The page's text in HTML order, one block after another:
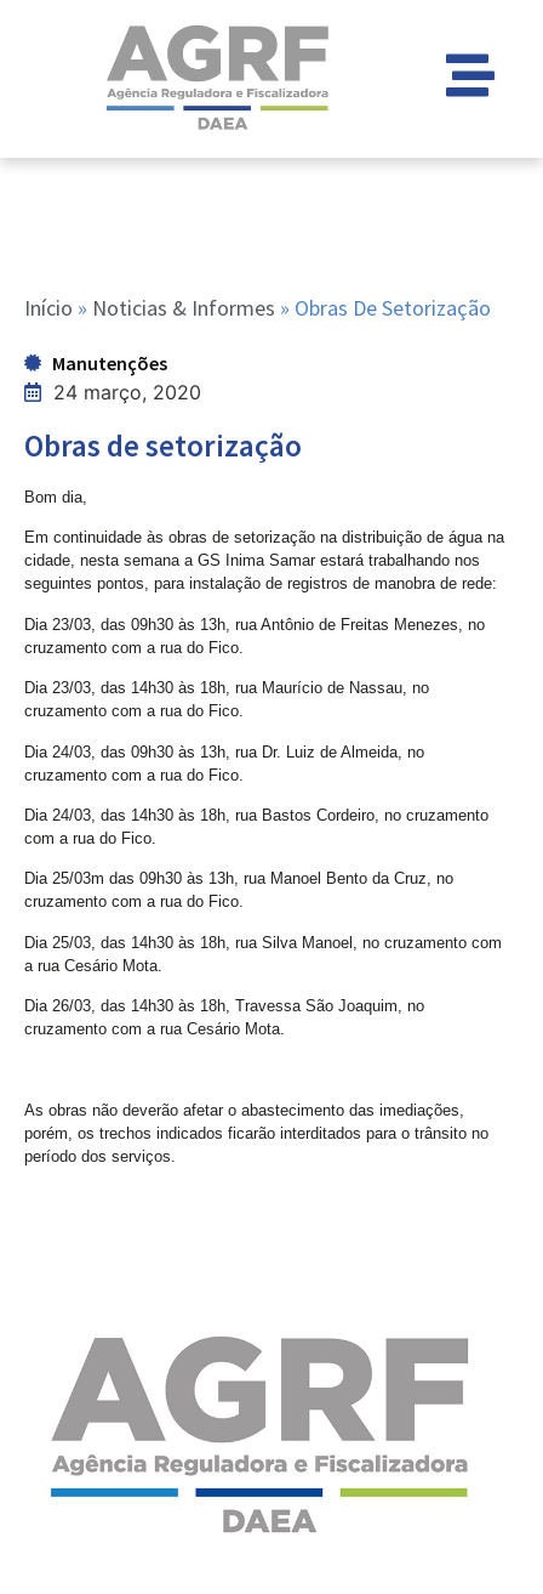
Início » Noticias & Informes » Obras De Setorização
Manutenções
24 março, 2020
Obras de setorização
Bom dia,
Em continuidade às obras de setorização na distribuição de água na
cidade, nesta semana a GS Inima Samar estará trabalhando nos
seguintes pontos, para instalação de registros de manobra de rede:
Dia 23/03, das 09h30 às 13h, rua Antônio de Freitas Menezes, no
cruzamento com a rua do Fico.
Dia 23/03, das 14h30 às 18h, rua Maurício de Nassau, no
cruzamento com a rua do Fico.
Dia 24/03, das 09h30 às 13h, rua Dr. Luiz de Almeida, no
cruzamento com a rua do Fico.
Dia 24/03, das 14h30 às 18h, rua Bastos Cordeiro, no cruzamento
com a rua do Fico.
Dia 25/03m das 09h30 às 13h, rua Manoel Bento da Cruz, no
cruzamento com a rua do Fico.
Dia 25/03, das 14h30 às 18h, rua Silva Manoel, no cruzamento com
a rua Cesário Mota.
Dia 26/03, das 14h30 às 18h, Travessa São Joaquim, no
cruzamento com a rua Cesário Mota.
As obras não deverão afetar o abastecimento das imediações,
porém, os trechos indicados ficarão interditados para o trânsito no
período dos serviços.